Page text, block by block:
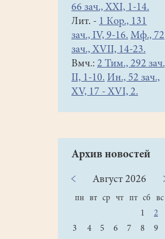
66 зач., XXI, 1-14.
Лит. - 1 Кор., 131
зач., IV, 9-16. Мф., 72
зач., XVII, 14-23.
Вмч.: 2 Тим., 292
II, 1-10. Ин., 52 зач.,
XV, 17 - XVI, 2.
Архив новостей
Август 2026
пн вт ср чт пт сб вс
1
2
3
4 5 6 7 8
9